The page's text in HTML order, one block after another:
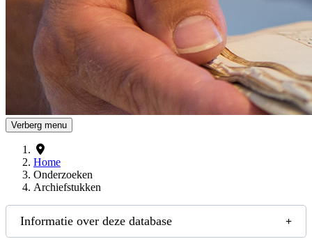
Verberg menu
Home
Onderzoeken
Archiefstukken
Informatie over deze database